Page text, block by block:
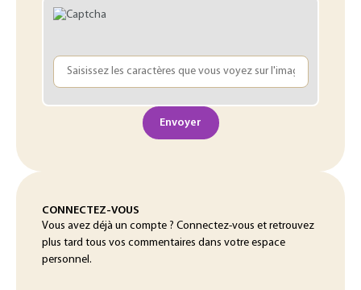
Envoyer
CONNECTEZ-VOUS
Vous avez déjà un compte ? Connectez-vous et retrouvez
plus tard tous vos commentaires dans votre espace
personnel.